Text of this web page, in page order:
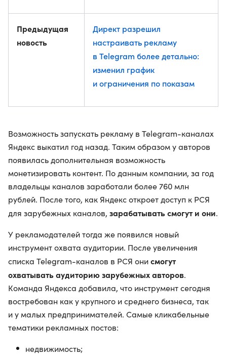
Предыдущая
новость
Директ разрешил
настраивать рекламу
в Telegram более детально:
изменил график
и ограничения по показам
Возможность запускать рекламу в Telegram-каналах
Яндекс выкатил год назад. Таким образом у авторов
появилась дополнительная возможность
монетизировать контент. По данным компании, за год
владельцы каналов заработали более 760 млн
рублей. После того, как Яндекс откроет доступ к РСЯ
для зарубежных каналов, зарабатывать смогут и они.
У рекламодателей тогда же появился новый
инструмент охвата аудитории. После увеличения
списка Telegram-каналов в РСЯ онисмогут
охватывать аудиторию зарубежных авторов.
Команда Яндекса добавила, что инструмент сегодня
востребован как у крупного и среднего бизнеса, так
и у малых предпринимателей. Самые кликабельные
тематики рекламных постов:
недвижимость;